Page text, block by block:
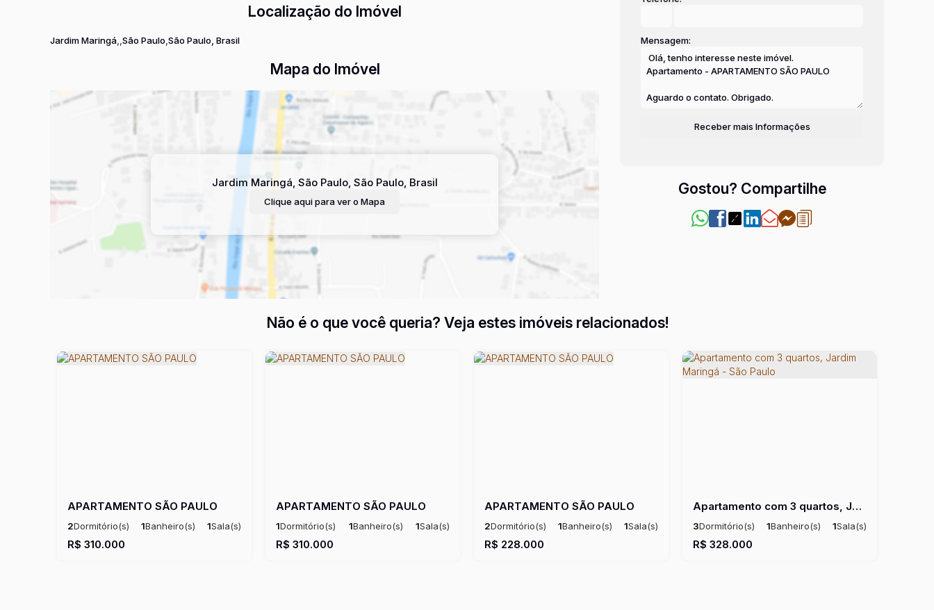
Localização do Imóvel
Jardim Maringá São Paulo São Paulo, Brasil
Mapa do Imóvel
Jardim Maringá, São Paulo, São Paulo, Brasil
Clique aqui para ver o Mapa
Mensagem:
Gostou? Compartilhe
Não é o que você queria? Veja estes imóveis relacionados!
APARTAMENTO SÃO PAULO
R$ 310.000
2Dormitório(s) 1Banheiro(s) 1Sala(s)
Útil: 56m²
APARTAMENTO SÃO PAULO
R$ 310.000
1Dormitório(s) 1Banheiro(s) 1Sala(s)
Útil: 49m²
APARTAMENTO SÃO PAULO
R$ 228.000
2Dormitório(s) 1Banheiro(s) 1Sala(s)
Útil: 50m²
Apartamento com 3 quartos, Jardim Maringá - São Paulo
R$ 328.000
3Dormitório(s) 1Banheiro(s) 1Sala(s)
1Vaga(s)